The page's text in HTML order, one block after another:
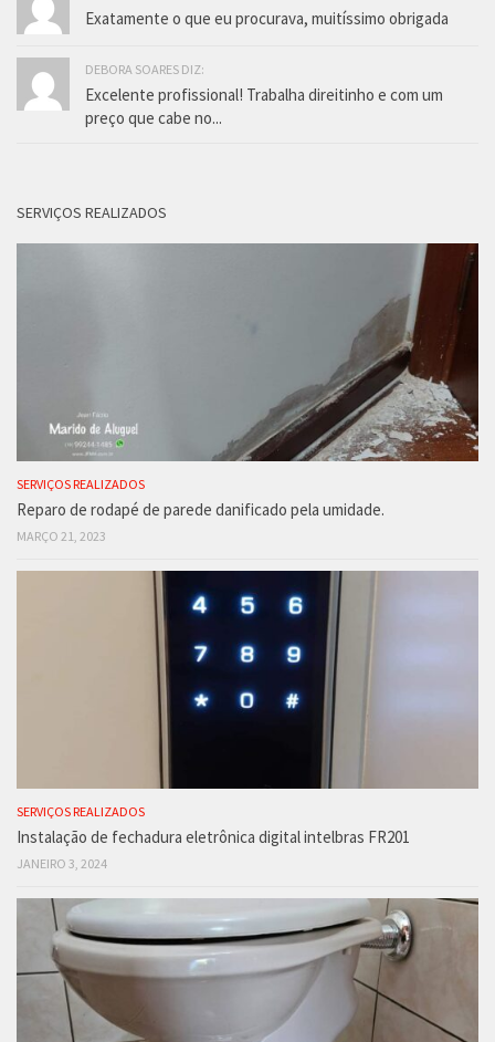
Exatamente o que eu procurava, muitíssimo obrigada
DEBORA SOARES DIZ:
Excelente profissional! Trabalha direitinho e com um
preço que cabe no...
SERVIÇOS REALIZADOS
SERVIÇOS REALIZADOS
Reparo de rodapé de parede danificado pela umidade.
MARÇO 21, 2023
SERVIÇOS REALIZADOS
Instalação de fechadura eletrônica digital intelbras FR201
JANEIRO 3, 2024